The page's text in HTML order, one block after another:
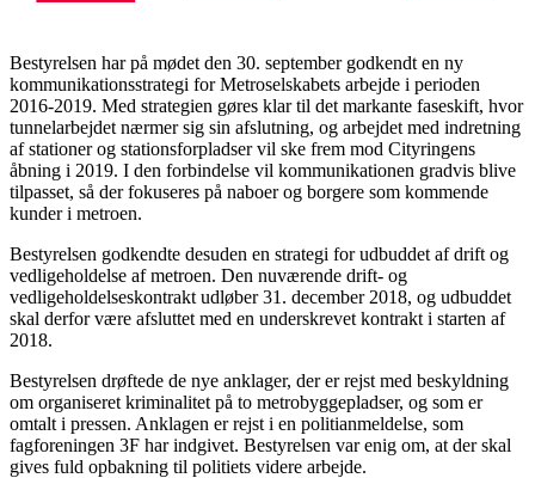
Bestyrelsen har på mødet den 30. september godkendt en ny
kommunikationsstrategi for Metroselskabets arbejde i perioden
2016-2019. Med strategien gøres klar til det markante faseskift, hvor
tunnelarbejdet nærmer sig sin afslutning, og arbejdet med indretning
af stationer og stationsforpladser vil ske frem mod Cityringens
åbning i 2019. I den forbindelse vil kommunikationen gradvis blive
tilpasset, så der fokuseres på naboer og borgere som kommende
kunder i metroen.
Bestyrelsen godkendte desuden en strategi for udbuddet af drift og
vedligeholdelse af metroen. Den nuværende drift- og
vedligeholdelseskontrakt udløber 31. december 2018, og udbuddet
skal derfor være afsluttet med en underskrevet kontrakt i starten af
2018.
Bestyrelsen drøftede de nye anklager, der er rejst med beskyldning
om organiseret kriminalitet på to metrobyggepladser, og som er
omtalt i pressen. Anklagen er rejst i en politianmeldelse, som
fagforeningen 3F har indgivet. Bestyrelsen var enig om, at der skal
gives fuld opbakning til politiets videre arbejde.